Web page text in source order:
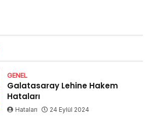
GENEL
Galatasaray Lehine Hakem
Hataları
Hataları 24 Eylül 2024